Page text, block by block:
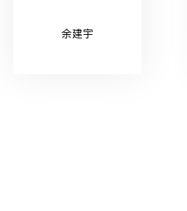
余建宇